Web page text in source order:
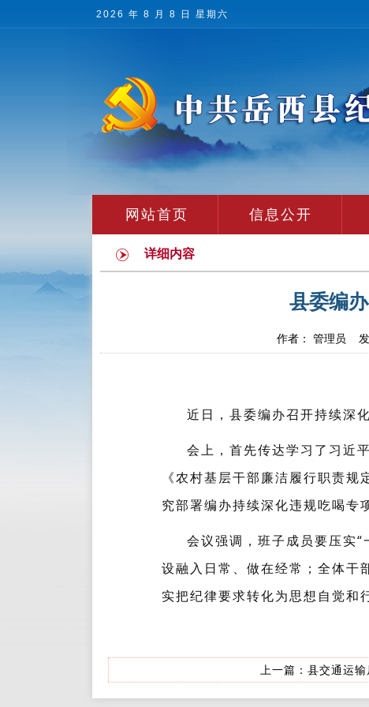
2026 年 8 月 8 日 星期六
网站首页 信息公开
详细内容
县委编
作者： 管理员
近日，县委编办召开持续深
会上，首先传达学习了习近
《农村基层干部廉洁履行职责
究部署编办持续深化违规吃喝专
会议强调，班子成员要压实
设融入日常、做在经常；全体干
实把纪律要求转化为思想自觉和
上一篇： 县交通运输